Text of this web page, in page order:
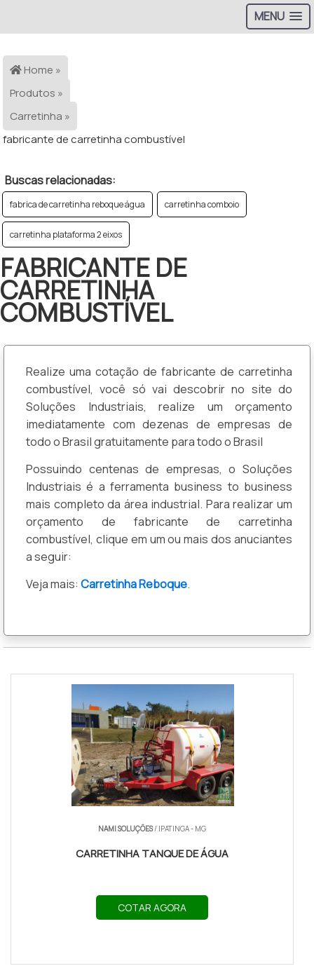
MENU
Home »
Produtos »
Carretinha »
fabricante de carretinha combustível
Buscas relacionadas:
fabrica de carretinha reboque água carretinha comboio
carretinha plataforma 2 eixos
FABRICANTE DE
CARRETINHA
COMBUSTÍVEL
Realize uma cotação de fabricante de carretinha
combustível, você só vai descobrir no site do
Soluções Industriais, realize um orçamento
imediatamente com dezenas de empresas de
todo o Brasil gratuitamente para todo o Brasil
Possuindo centenas de empresas, o Soluções
Industriais é a ferramenta business to business
mais completo da área industrial. Para realizar um
orçamento de fabricante de carretinha
combustível, clique em um ou mais dos anuciantes
a seguir:
Veja mais: Carretinha Reboque.
NAMI SOLUÇÕES/ IPATINGA - MG
CARRETINHA TANQUE DE ÁGUA
COTAR AGORA